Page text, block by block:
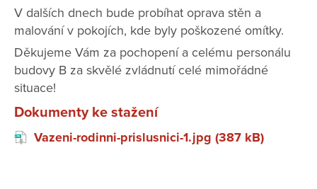
V dalších dnech bude probíhat oprava stěn a
malování v pokojích, kde byly poškozené omítky.
Děkujeme Vám za pochopení a celému personálu
budovy B za skvělé zvládnutí celé mimořádné
situace!
Dokumenty ke stažení
Vazeni-rodinni-prislusnici-1.jpg (387 kB)